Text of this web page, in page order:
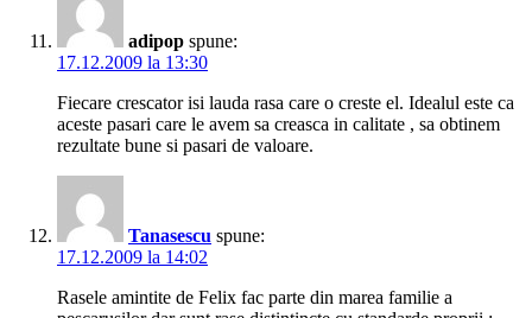
adipop spune:
17.12.2009 la 13:30
Fiecare crescator isi lauda rasa care o creste el. Idealul este ca
aceste pasari care le avem sa creasca in calitate , sa obtinem
rezultate bune si pasari de valoare.
Tanasescu spune:
17.12.2009 la 14:02
Rasele amintite de Felix fac parte din marea familie a